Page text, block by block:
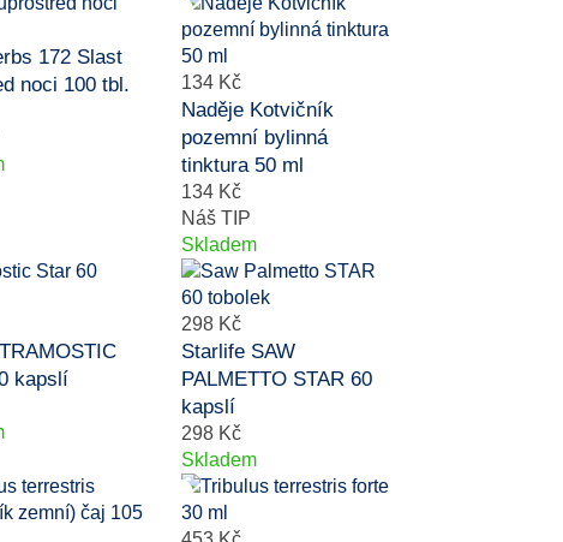
172 Slast
noci 100 tbl.
134 Kč
Naděje Kotvičník
pozemní bylinná
tinktura 50 ml
134 Kč
Náš TIP
Skladem
kapslí
298 Kč
Starlife SAW
PALMETTO STAR 60
kapslí
298 Kč
Skladem